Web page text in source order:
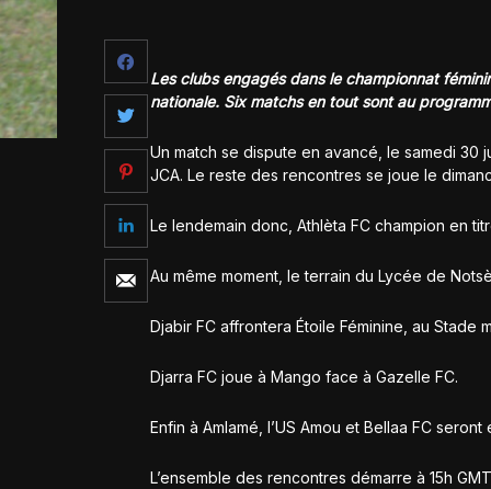
Les clubs engagés dans le championnat
nationale. Six matchs en tout sont au
Un match se dispute en avancé, le samedi 30
JCA. Le reste des rencontres se joue le
Le lendemain donc, Athlèta FC champion en
Au même moment, le terrain du Lycée de
Djabir FC affrontera Étoile Féminine, au Stade
Djarra FC joue à Mango face à Gazelle FC.
Enfin à Amlamé, l’US Amou et Bellaa FC
L’ensemble des rencontres démarre à 15h